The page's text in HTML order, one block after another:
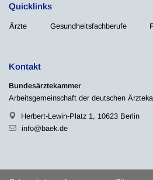
Quicklinks
Ärzte Gesundheitsfachberufe
Kontakt
Bundesärztekammer
Arbeitsgemeinschaft der deutschen
Herbert-Lewin-Platz 1, 10623 Berlin
info@baek.de